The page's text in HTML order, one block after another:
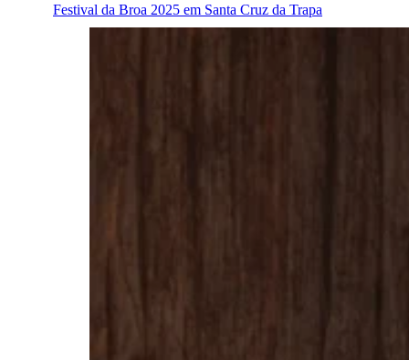
Festival da Broa 2025 em Santa Cruz da Trapa